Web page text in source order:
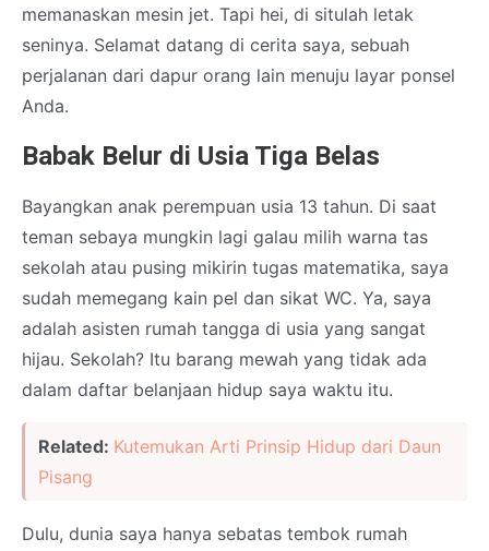
memanaskan mesin jet. Tapi hei, di situlah letak
seninya. Selamat datang di cerita saya, sebuah
perjalanan dari dapur orang lain menuju layar ponsel
Anda.
Babak Belur di Usia Tiga Belas
Bayangkan anak perempuan usia 13 tahun. Di saat
teman sebaya mungkin lagi galau milih warna tas
sekolah atau pusing mikirin tugas matematika, saya
sudah memegang kain pel dan sikat WC. Ya, saya
adalah asisten rumah tangga di usia yang sangat
hijau. Sekolah? Itu barang mewah yang tidak ada
dalam daftar belanjaan hidup saya waktu itu.
Related: Kutemukan Arti Prinsip Hidup dari Daun
Pisang
Dulu, dunia saya hanya sebatas tembok rumah